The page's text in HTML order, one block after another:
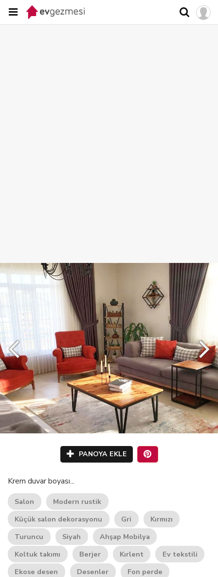
PANOYA EKLE
Krem duvar boyası...
Salon
Modern rustik
Küçük salon dekorasyonu
Gri
Kırmızı
Turuncu
Siyah
Ahşap Mobilya
Koltuk takımı
Berjer Kırlent
Ev tekstili
Ekose desen
Desenler
Fon perde